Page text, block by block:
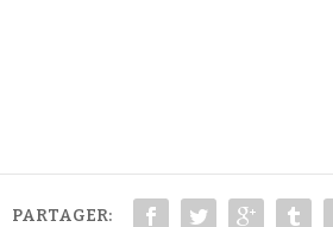
PARTAGER: